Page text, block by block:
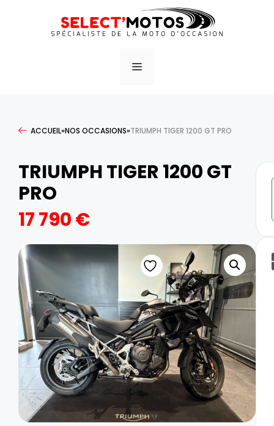
ACCUEIL»NOS OCCASIONS»TRIUMPH TIGER 1200 GT PRO
TRIUMPH TIGER 1200 GT
PRO
17 790€